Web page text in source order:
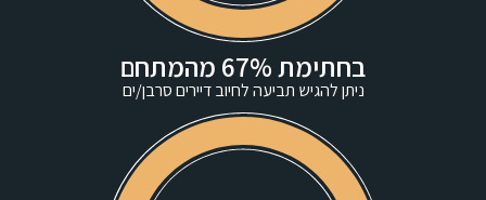
בחתימת 67% מהמתחם
ניתן להגיש תביעה לחיוב דיירים סרבן/ים